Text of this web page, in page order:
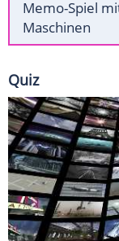
Memo-Spiel
Maschinen
Quiz